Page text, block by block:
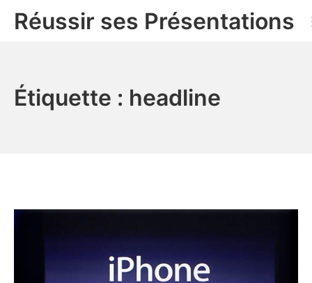
Réussir ses Présentations
Étiquette : headline